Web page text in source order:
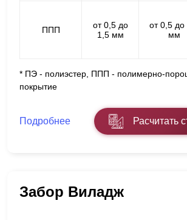
ППП
от 0,5 до
1,5 мм
от 0,5 до
мм
* ПЭ - полиэстер, ППП - полимерно-
покрытие
Подробнее Расчитать
Забор Виладж